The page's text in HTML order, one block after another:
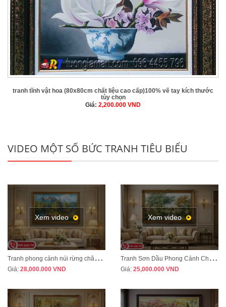
tranh tĩnh vật hoa (80x80cm chất liệu cao cấp)100% vẽ tay kích thước
tùy chọn
Giá: 2,200.000 VND
VIDEO MỘT SỐ BỨC TRANH TIÊU BIỂU
Xem video
T
ranh phong cảnh núi rừng châu Âu treo phòng khách tân cổ điển sang trọng MÃ CD03
Giá: 28,000.000 VND
Xem video
T
ranh Sơn Dầu Phong Cảnh Châu Âu Treo Phòng Khách – Sang Trọng, Đẳng Cấp MÃ CD04
Giá: 25,000.000 VND